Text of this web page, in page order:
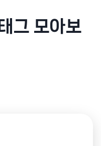
태그 모아보